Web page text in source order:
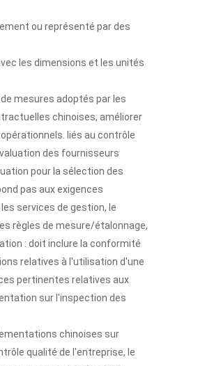
ou représenté par des
les dimensions et les unités
mesures adoptés par les
chinoises, améliorer
liés au contrôle
des fournisseurs
pour la sélection des
pas aux exigences
services de gestion, le
règles de mesure/étalonnage,
: doit inclure la conformité
relatives à l'utilisation d'une
pertinentes relatives aux
sur l'inspection des
chinoises sur
qualité de l'entreprise, le